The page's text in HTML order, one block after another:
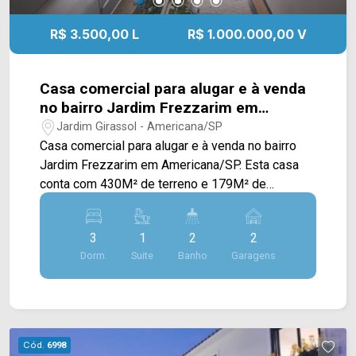
R$ 3.500,00 L R$ 1.000.000,00 V
Casa comercial para alugar e à venda
no bairro Jardim Frezzarim em
Americana/SP.
Jardim Girassol - Americana/SP
Casa comercial para alugar e à venda no bairro
Jardim Frezzarim em Americana/SP. Esta casa
conta com 430M² de terreno e 179M² de
construção, sendo dispostos em ampla sala de
estar, sala de jantar, cozinha, extenso quintal e
edícula nos fundos com área de serviço. > 03
quartos, sendo 01 suíte; > 03 banheiros sendo 01
social e 01 externo; > 02 vagas de garagem.
corredor comercial próximo a supermercados,
3
Dorm.
1
Suite
2
Banho
2
Garagens
Cód. 6998